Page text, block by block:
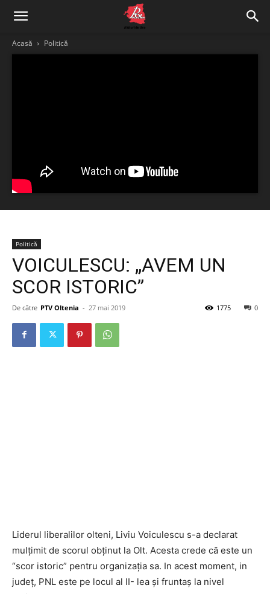
Acasă Politică
Politică
VOICULESCU: „AVEM UN
SCOR ISTORIC”
De către PTV Oltenia - 27 mai 2019 0
1775
Liderul liberalilor olteni, Liviu Voiculescu s-a declarat
mulțimit de scorul obținut la Olt. Acesta crede că este un
“scor istoric” pentru organizația sa. In acest moment, in
județ, PNL este pe locul al II- lea și fruntaș la nivel